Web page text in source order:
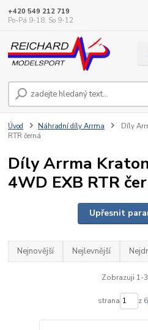
+420 549 212 719
Po-Pá 9-18, So 9-12
Úvod Náhradní díly Arrma
Díly
RTR černá
Díly Arrma
4WD EXB RTR
Upřesnit
Nejnovější Nejlevnější
Zobrazuji 1-
strana z 6